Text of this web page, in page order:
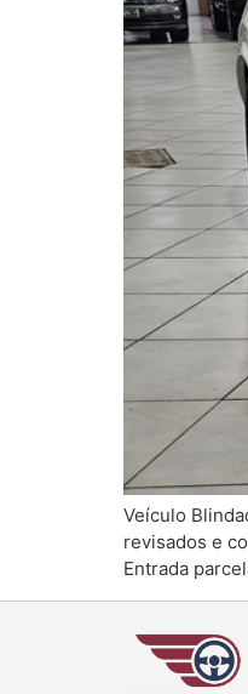
Veículo
revisados e
Entrada